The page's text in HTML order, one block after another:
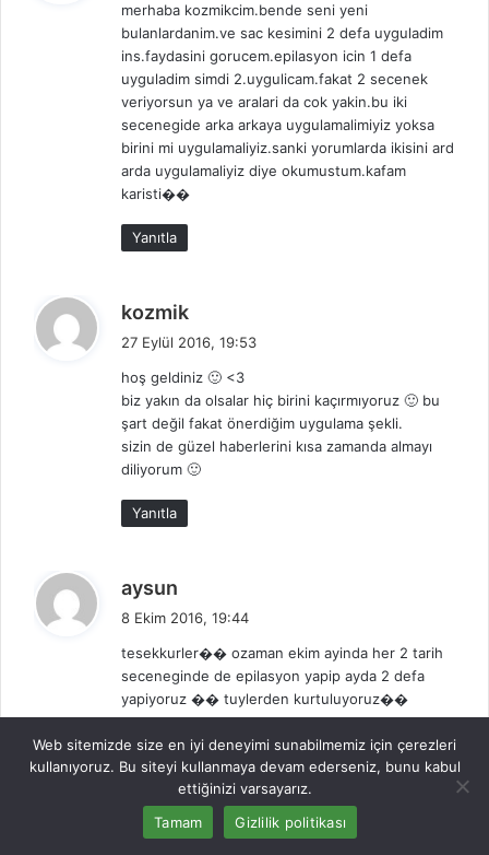
i
k
i
merhaba kozmikcim.bende seni yeni
bulanlardanim.ve sac kesimini 2 defa uyguladim
ins.faydasini gorucem.epilasyon icin 1 defa
uyguladim simdi 2.uygulicam.fakat 2 secenek
veriyorsun ya ve aralari da cok yakin.bu iki
secenegide arka arkaya uygulamalimiyiz yoksa
birini mi uygulamaliyiz.sanki yorumlarda ikisini ard
arda uygulamaliyiz diye okumustum.kafam
karisti��
Yanıtla
kozmik
i
k
i
27 Eylül 2016, 19:53
hoş geldiniz 🙂 <3
biz yakın da olsalar hiç birini kaçırmıyoruz 🙂 bu
şart değil fakat önerdiğim uygulama şekli.
sizin de güzel haberlerini kısa zamanda almayı
diliyorum 🙂
Yanıtla
aysun
i
k
i
8 Ekim 2016, 19:44
tesekkurler�� ozaman ekim ayinda her 2 tarih
seceneginde de epilasyon yapip ayda 2 defa
yapiyoruz �� tuylerden kurtuluyoruz��
Yanıtla
zeyneppp
Web sitemizde size en iyi deneyimi sunabilmemiz için çerezleri
kullanıyoruz. Bu siteyi kullanmaya devam ederseniz, bunu kabul
ettiğinizi varsayarız.
Tamam
Gizlilik politikası